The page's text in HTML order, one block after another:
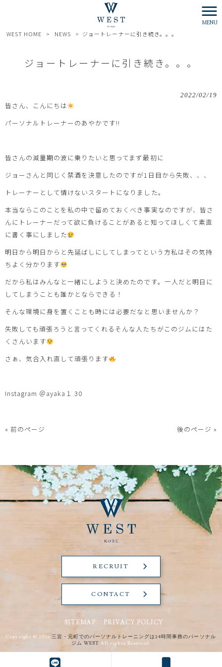
MENU
WEST HOME > NEWS > ジョートレーナーに引き続き。。。
ジョートレーナーに引き続き。。。
2022/02/19
皆さん、こんにちは
パーソナルトレーナーのあやかです!!
皆さんの減量期の波に乗りたいと思ってまず最初に
ジョーさんと同じく禁酒を決意したのですが1日目から失敗、、、
トレーナーとして情けないスタートになりました。
本当ならこのことを私の中で留めておくべき事実なのですが、皆さ
んにトレーナーだって欲に負けることがあると知ってほしくて素直
に書く事にしました
明日から明日からと先延ばしにしてしまってという方私はその気持
ちよく分かります
だから私はみんなと一緒にしようと決めたのです。一人だと明日に
してしまうことも誰かとならできる！
そんな環境に身を置くことも時には必要だなと思いませんか？
失敗しても頑張ろうと言ってくれるそんな人たちがこのジムにはた
くさんいます
さぁ、気合入れ直して頑張ります
Instagram ＠ayaka１.30
« 前のページ 後のページ »
RECRUIT
CONTACT
SITEMAP PRIVACY POLICY
Copyright © 2026 三宮・元町でのパーソナルトレーニングは24時間事務のパーソナル
ジム WEST All rights Reserved.